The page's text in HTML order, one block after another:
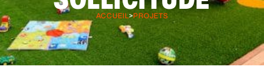
ACCUEIL>PROJETS